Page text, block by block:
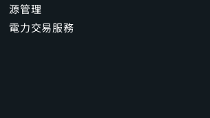
源管理
電力交易服務